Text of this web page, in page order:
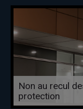
Non au recul
protection